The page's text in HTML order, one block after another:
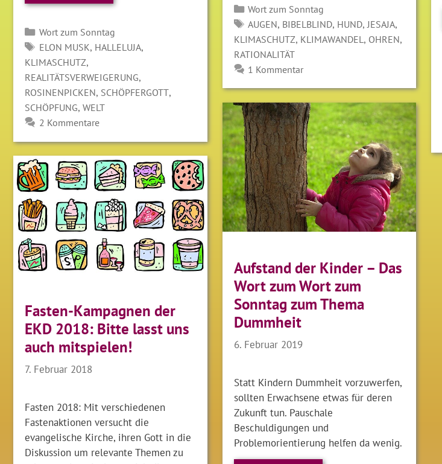
Kategorien
Wort zum Sonntag
SCHLAGWÖRTER
ELON MUSK, HALLELUJA,
KLIMASCHUTZ,
REALITÄTSVERWEIGERUNG,
ROSINENPICKEN, SCHÖPFERGOTT,
SCHÖPFUNG,WELT
2 Kommentare
Kategorien
Wort zum Sonntag
SCHLAGWÖRTER
AUGEN, BIBELBLIND, HUND,JESAJA,
KLIMASCHUTZ, KLIMAWANDEL , OHREN,
RATIONALITÄT
1 Kommentar
Aufstand der Kinder – Das
Wort zum Wort zum
Sonntag zum Thema
Dummheit
6. Februar 2019
Statt Kindern Dummheit vorzuwerfen,
sollten Erwachsene etwas für deren
Zukunft tun. Pauschale
Beschuldigungen und
Problemorientierung helfen da wenig.
Fasten-Kampagnen der
EKD 2018: Bitte lasst uns
auch mitspielen!
7. Februar 2018
Fasten 2018: Mit verschiedenen
Fastenaktionen versucht die
evangelische Kirche, ihren Gott in die
Diskussion um relevante Themen zu